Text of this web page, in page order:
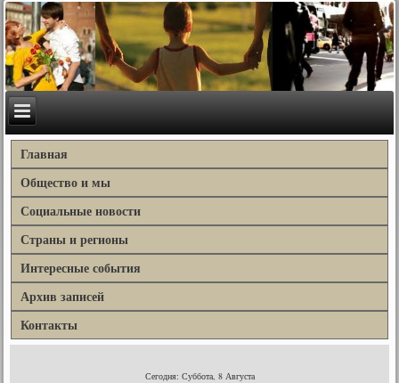
Главная
Общество и мы
Социальные новости
Страны и регионы
Интересные события
Архив записей
Контакты
Сегодня: Суббота, 8 Августа